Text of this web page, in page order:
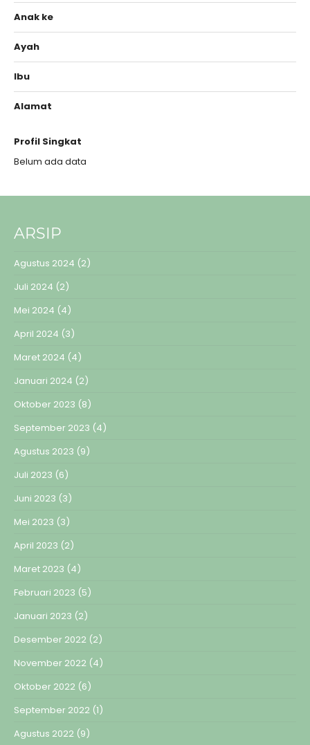
Anak ke
Ayah
Ibu
Alamat
Profil Singkat
Belum ada data
ARSIP
Agustus 2024 (2)
Juli 2024 (2)
Mei 2024 (4)
April 2024 (3)
Maret 2024 (4)
Januari 2024 (2)
Oktober 2023 (8)
September 2023 (4)
Agustus 2023 (9)
Juli 2023 (6)
Juni 2023 (3)
Mei 2023 (3)
April 2023 (2)
Maret 2023 (4)
Februari 2023 (5)
Januari 2023 (2)
Desember 2022 (2)
November 2022 (4)
Oktober 2022 (6)
September 2022 (1)
Agustus 2022 (9)